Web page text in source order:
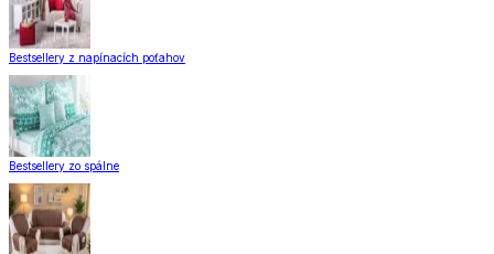
Bestsellery z napínacích poťahov
Bestsellery zo spálne